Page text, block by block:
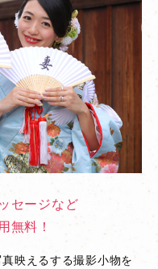
セージなど
無料！
映えるする撮影小物を